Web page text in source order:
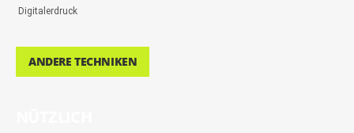
Digitalerdruck
ANDERE TECHNIKEN